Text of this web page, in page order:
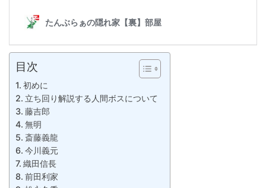
目次
初めに
立ち回り解説する人間ボスについて
藤吉郎
無明
斎藤義龍
今川義元
織田信長
前田利家